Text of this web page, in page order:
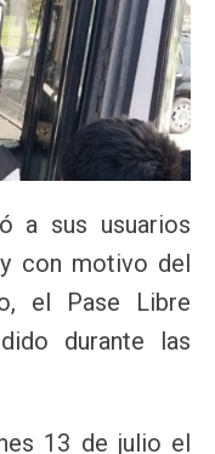
a sus usuarios
con motivo del
el Pase Libre
durante las
13 de julio el